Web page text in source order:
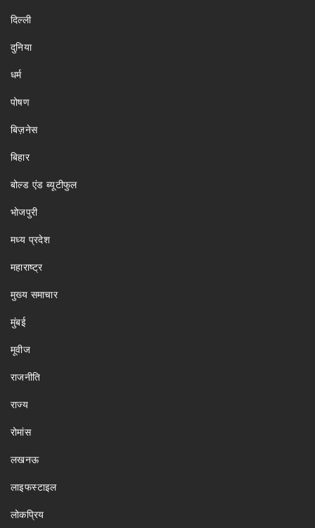
दिल्ली
दुनिया
धर्म
पोषण
बिज़नेस
बिहार
बोल्ड एंड ब्यूटीफुल
भोजपुरी
मध्य प्रदेश
महाराष्ट्र
मुख्य समाचार
मुंबई
मूवीज
राजनीति
राज्य
रोमांस
लखनऊ
लाइफस्टाइल
लोकप्रिय